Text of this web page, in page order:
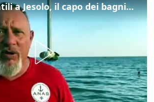
Tuffi dai pontili a Jesolo, il capo dei bagnini: "L'impegno di tutti per evitare altre tragedie"